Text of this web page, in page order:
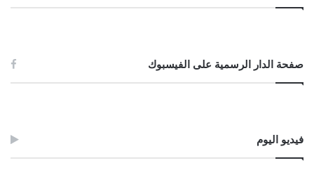
صفحة الدار الرسمية على الفيسبوك
فيديو اليوم